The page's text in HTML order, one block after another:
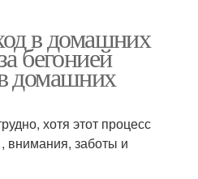
в домашних
бегонией
домашних
хотя этот процесс
внимания, заботы и